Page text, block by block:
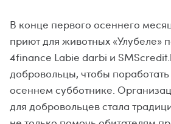
В конце первого осеннего
приют для животных «Улубеле»
4finance Labie darbi и
добровольцы, чтобы
осеннем субботнике.
для добровольцев стала